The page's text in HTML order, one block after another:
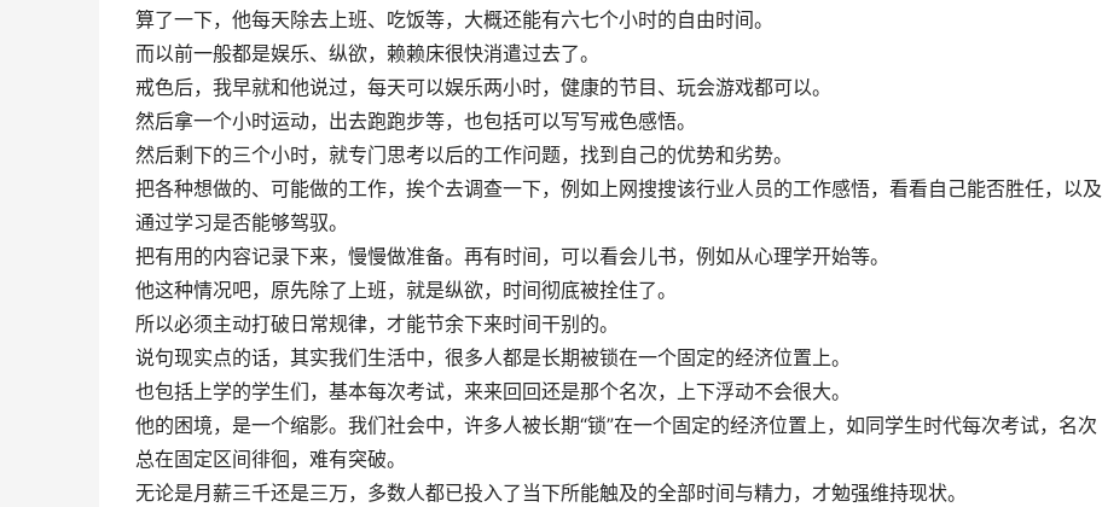
算了一下，他每天除去上班、吃饭等，大概还能有六七个小时的自由时间。
而以前一般都是娱乐、纵欲，赖赖床很快消遣过去了。
戒色后，我早就和他说过，每天可以娱乐两小时，健康的节目、玩会游戏都可以。
然后拿一个小时运动，出去跑跑步等，也包括可以写写戒色感悟。
然后剩下的三个小时，就专门思考以后的工作问题，找到自己的优势和劣势。
把各种想做的、可能做的工作，挨个去调查一下，例如上网搜搜该行业人员的工作感悟，看看自己能否胜任，以及
通过学习是否能够驾驭。
把有用的内容记录下来，慢慢做准备。再有时间，可以看会儿书，例如从心理学开始等。
他这种情况吧，原先除了上班，就是纵欲，时间彻底被拴住了。
所以必须主动打破日常规律，才能节余下来时间干别的。
说句现实点的话，其实我们生活中，很多人都是长期被锁在一个固定的经济位置上。
也包括上学的学生们，基本每次考试，来来回回还是那个名次，上下浮动不会很大。
他的困境，是一个缩影。我们社会中，许多人被长期“锁”在一个固定的经济位置上，如同学生时代每次考试，名次
总在固定区间徘徊，难有突破。
无论是月薪三千还是三万，多数人都已投入了当下所能触及的全部时间与精力，才勉强维持现状。